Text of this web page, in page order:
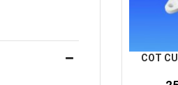
COT